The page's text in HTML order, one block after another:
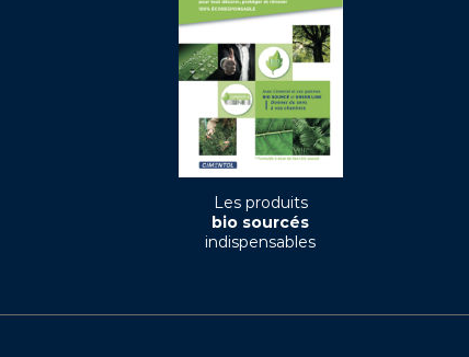
Les produits
bio sourcés
indispensables